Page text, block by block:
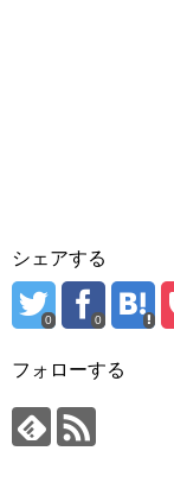
シェアする
0 0
フォローする